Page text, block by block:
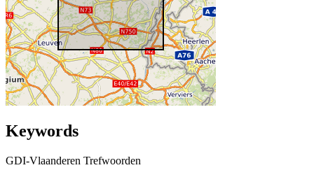
Keywords
GDI-Vlaanderen Trefwoorden